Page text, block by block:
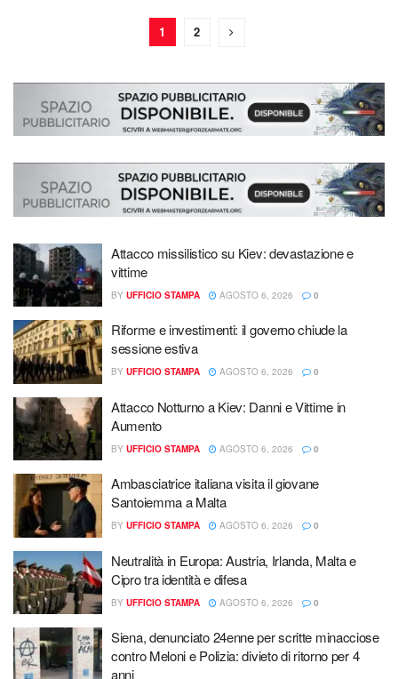
1 2
Attacco missilistico su Kiev: devastazione e
vittime
BY UFFICIO STAMPA AGOSTO 6, 2026 0
Riforme e investimenti: il governo chiude la
sessione estiva
BY UFFICIO STAMPA AGOSTO 6, 2026 0
Attacco Notturno a Kiev: Danni e Vittime in
Aumento
BY UFFICIO STAMPA AGOSTO 6, 2026 0
Ambasciatrice italiana visita il giovane
Santoiemma a Malta
BY UFFICIO STAMPA AGOSTO 6, 2026 0
Neutralità in Europa: Austria, Irlanda, Malta e
Cipro tra identità e difesa
BY UFFICIO STAMPA AGOSTO 6, 2026 0
Siena, denunciato 24enne per scritte minacciose
contro Meloni e Polizia: divieto di ritorno per 4
anni